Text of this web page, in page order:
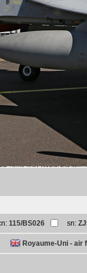
115/BS026 sn:
Royaume-Uni - air